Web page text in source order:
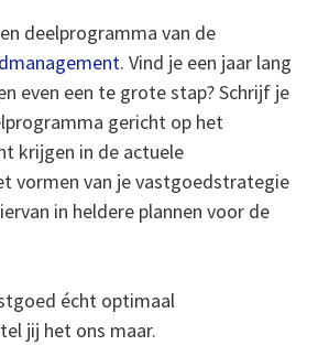
deelprogramma van de
. Vind je een jaar lang
even een te grote stap? Schrijf je
gericht op het
krijgen in de actuele
vormen van je vastgoedstrategie
in heldere plannen voor de
écht optimaal
jij het ons maar.